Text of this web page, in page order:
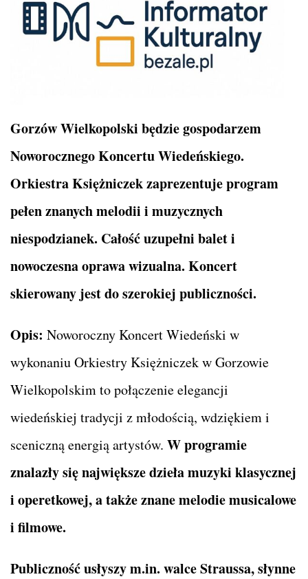
Gorzów Wielkopolski będzie gospodarzem
Noworocznego Koncertu Wiedeńskiego.
Orkiestra Księżniczek zaprezentuje program
pełen znanych melodii i muzycznych
niespodzianek. Całość uzupełni balet i
nowoczesna oprawa wizualna. Koncert
skierowany jest do szerokiej publiczności.
Opis: Noworoczny Koncert Wiedeński w
wykonaniu Orkiestry Księżniczek w Gorzowie
Wielkopolskim to połączenie elegancji
wiedeńskiej tradycji z młodością, wdziękiem i
sceniczną energią artystów. W programie
znalazły się największe dzieła muzyki klasycznej
i operetkowej, a także znane melodie musicalowe
i filmowe.
Publiczność usłyszy m.in. walce Straussa, słynne